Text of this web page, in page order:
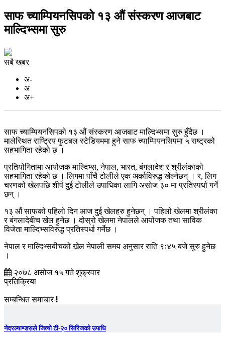
साफ च्याम्पियनसिपको १३ औं संस्करण आजबाट
माल्दिभ्समा सुरु
सबै खबर
अ-
अ
अ+
साफ च्याम्पियनसिपको १३ औं संस्करण आजबाट माल्दिभ्समा सुरु हुँदैछ ।
मालेस्थित राष्ट्रिय फुटबल स्टेडियममा हुने साफ च्याम्पियनसिपमा ५ राष्ट्रको
सहभागिता रहेको छ ।
प्रतियोगितामा आयोजक माल्दिभ्स, नेपाल, भारत, बंगलादेश र श्रीलंकाको
सहभागिता रहेको छ । लिगमा पाँचै टोलीले एक अर्काविरुद्ध खेल्नेछन् । र, लिग
चरणको खेलपछि शीर्ष दुई टोलीले उपाधिका लागि असोज ३० मा प्रतिस्पर्धा गर्ने
छन् ।
१३ औं साफको पहिलो दिन आज दुई खेलहरु हुनेछन् । पहिलो खेलमा श्रीलंका
र बंगलादेबीच खेल हुनेछ । दोस्रो खेलमा नेपालले आयोजक तथा साविक
विजेता माल्दिभ्सविरुद्ध प्रतिस्पर्धा गर्नेछ ।
नेपाल र माल्दिभ्सबीचको खेल नेपाली समय अनुसार राति ९ः४५ बजे सुरु हुनेछ
।
२०७८ असोज १५ गते शुक्रवार
प्रतिक्रिया
सम्बन्धित समाचार
नेदरल्याण्डसले जित्यो टी-२० सिरिजको उपाधि